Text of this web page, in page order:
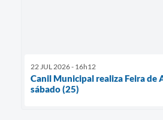
22 JUL 2026 - 16h12
Canil Municipal realiza Feira de
sábado (25)